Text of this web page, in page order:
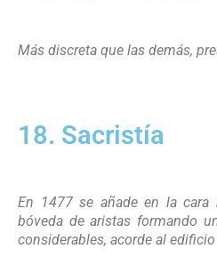
Más discreta que las demás,
18. Sacristía
En 1477 se añade en la cara
bóveda de aristas formando
considerables, acorde al